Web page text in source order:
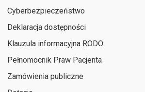
Cyberbezpieczeństwo
Deklaracja dostępności
Klauzula informacyjna RODO
Pełnomocnik Praw Pacjenta
Zamówienia publiczne